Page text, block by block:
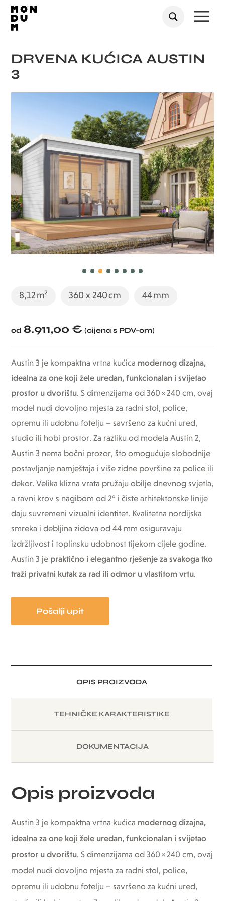
a
DRVENA KUĆICA AUSTIN
3
8,12 m² 360 x 240 cm 44 mm
od 8.911,00 € (cijena s PDV-om)
Austin 3 je kompaktna vrtna kućica modernog dizajna,
idealna za one koji žele uredan, funkcionalan i svijetao
prostor u dvorištu. S dimenzijama od 360 × 240 cm, ovaj
model nudi dovoljno mjesta za radni stol, police,
opremu ili udobnu fotelju – savršeno za kućni ured,
studio ili hobi prostor. Za razliku od modela Austin 2,
Austin 3 nema bočni prozor, što omogućuje slobodnije
postavljanje namještaja i više zidne površine za police ili
dekor. Velika klizna vrata pružaju obilje dnevnog svjetla,
a ravni krov s nagibom od 2° i čiste arhitektonske linije
daju suvremeni vizualni identitet. Kvalitetna nordijska
smreka i debljina zidova od 44 mm osiguravaju
izdržljivost i toplinsku udobnost tijekom cijele godine.
Austin 3 je praktično i elegantno rješenje za svakoga tko
traži privatni kutak za rad ili odmor u vlastitom vrtu.
Pošalji upit
OPIS PROIZVODA
TEHNIČKE KARAKTERISTIKE
DOKUMENTACIJA
Opis proizvoda
Austin 3 je kompaktna vrtna kućica modernog dizajna,
idealna za one koji žele uredan, funkcionalan i svijetao
prostor u dvorištu. S dimenzijama od 360 × 240 cm, ovaj
model nudi dovoljno mjesta za radni stol, police,
opremu ili udobnu fotelju – savršeno za kućni ured,